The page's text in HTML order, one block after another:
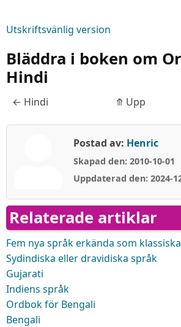
Utskriftsvänlig version
Bläddra i boken om
Hindi
← Hindi ⤊ Upp
Postad av: Henric
Skapad den: 2010-10-01
Uppdaterad den: 2024-
Relaterade artiklar
Fem nya språk erkända som
Sydindiska eller dravidiska språk
Gujarati
Indiens språk
Ordbok för Bengali
Bengali